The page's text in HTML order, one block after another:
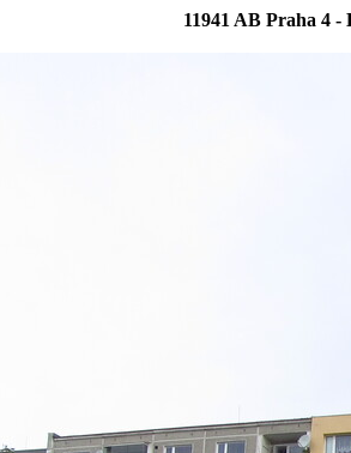
11941 AB Praha 4